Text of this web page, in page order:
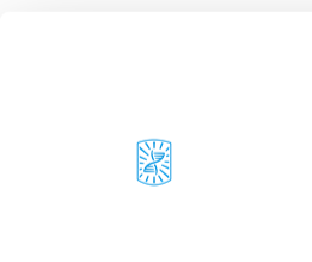
C/Baldiri Reixac, 4-12 i 15